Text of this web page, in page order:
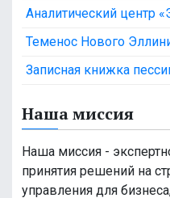
Аналитический центр
Теменос Нового
Записная книжка
Наша миссия
Наша миссия -
принятия решений на
управления для